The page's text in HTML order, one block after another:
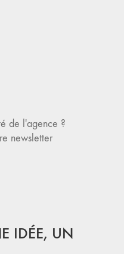
de l'agence ?
newsletter
IDÉE, UN